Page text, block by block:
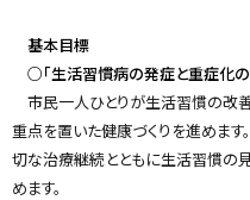
基本目標
○「生活習慣病の発症と重症化の
市民一人ひとりが生活習慣の改
重点を置いた健康づくりを進めます
切な治療継続とともに生活習慣の
めます。